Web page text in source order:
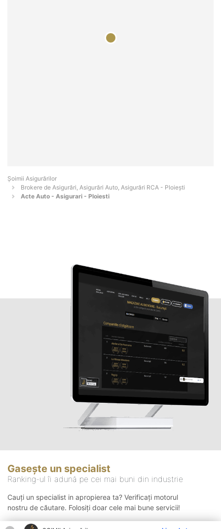
Șoimii Asigurărilor
Brokere de Asigurări, Asigurări Auto, Asigurări RCA - Ploieşti
Acte Auto - Asigurari - Ploiesti
Gasește un specialist
Ranking-ul îi adună pe cei mai buni din industrie
Cauți un specialist in apropierea ta? Verificați motorul
nostru de căutare. Folosiți doar cele mai bune servicii!